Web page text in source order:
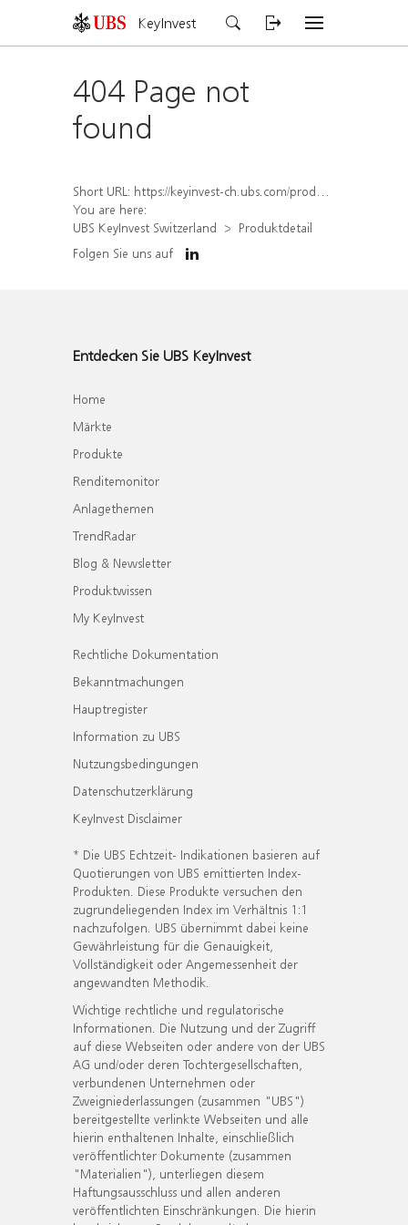
KeyInvest
404 Page not
found
Short URL: https://keyinvest-ch.ubs.com/produkt/detail/index/isin/CH1567392514
You are here:
UBS KeyInvest Switzerland
Produktdetail
Folgen Sie uns auf
Entdecken Sie UBS KeyInvest
Home
Märkte
Produkte
Renditemonitor
Anlagethemen
TrendRadar
Blog & Newsletter
Produktwissen
My KeyInvest
Rechtliche Dokumentation
Bekanntmachungen
Hauptregister
Information zu UBS
Nutzungsbedingungen
Datenschutzerklärung
KeyInvest Disclaimer
* Die UBS Echtzeit- Indikationen basieren auf
Quotierungen von UBS emittierten Index-
Produkten. Diese Produkte versuchen den
zugrundeliegenden Index im Verhältnis 1:1
nachzufolgen. UBS übernimmt dabei keine
Gewährleistung für die Genauigkeit,
Vollständigkeit oder Angemessenheit der
angewandten Methodik.
Wichtige rechtliche und regulatorische
Informationen. Die Nutzung und der Zugriff
auf diese Webseiten oder andere von der UBS
AG und/oder deren Tochtergesellschaften,
verbundenen Unternehmen oder
Zweigniederlassungen (zusammen "UBS")
bereitgestellte verlinkte Webseiten und alle
hierin enthaltenen Inhalte, einschließlich
veröffentlichter Dokumente (zusammen
"Materialien"), unterliegen diesem
Haftungsausschluss und allen anderen
veröffentlichten Einschränkungen. Die hierin